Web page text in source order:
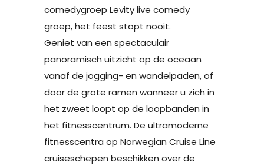
comedygroep Levity live comedy
groep, het feest stopt nooit.
Geniet van een spectaculair
panoramisch uitzicht op de oceaan
vanaf de jogging- en wandelpaden, of
door de grote ramen wanneer u zich in
het zweet loopt op de loopbanden in
het fitnesscentrum. De ultramoderne
fitnesscentra op Norwegian Cruise Line
cruiseschepen beschikken over de